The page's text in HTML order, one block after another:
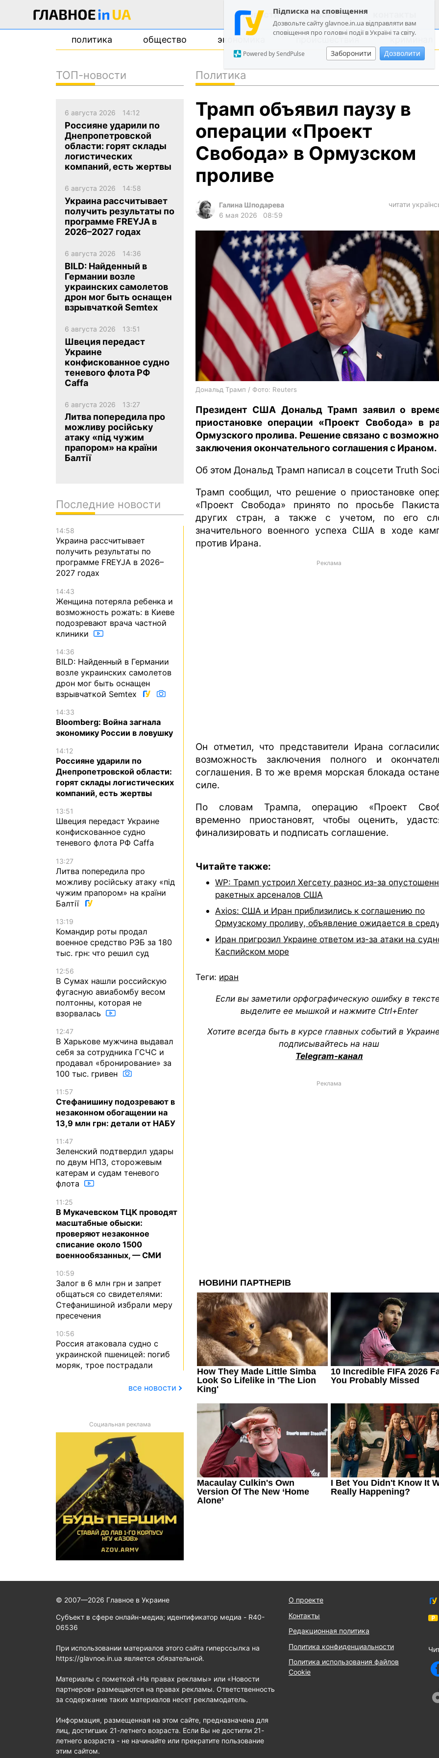
Підписка на сповіщення
Дозвольте сайту glavnoe.in.ua відправляти вам
сповіщення про головні події в Україні та світу.
Заборонити Дозволити
Powered by SendPulse
новости о проекте
политика общество экономика происшествия криминал
политика
общество
экономика
происшествия
криминал
архив
gambling
en
Политика
Трамп объявил паузу в
операции «Проект
Свобода» в Ормузском
проливе
Галина Шподарева
6 мая 2026
08:59
читати
Дональд Трамп / Фото: Reuters
Президент США Дональд Трамп заявил о
приостановке операции «Проект Свобода» в
Ормузского пролива. Решение связано с
заключения окончательного соглашения с Ираном.
Об этом Дональд Трамп написал в соцсети Truth
Трамп сообщил, что решение о приостановке
«Проект Свобода» принято по просьбе
других стран, а также с учетом, по его
значительного военного успеха США в ходе
против Ирана.
Реклама
Он отметил, что представители Ирана
возможность заключения полного и
соглашения. В то же время морская блокада
силе.
По словам Трампа, операцию «Проект
временно приостановят, чтобы оценить,
финализировать и подписать соглашение.
Читайте также:
WP: Трамп устроил Хегсету разнос из-за
ракетных арсеналов США
Axios: США и Иран приблизились к соглашению по
Ормузскому проливу, объявление ожидается в
Иран пригрозил Украине ответом из-за атаки на
Каспийском море
Теги: иран
Если вы заметили орфографическую ошибку в
выделите ее мышкой и нажмите Ctrl+Enter
Хотите всегда быть в курсе главных событий в
подписывайтесь на наш
Telegram-канал
Реклама
ТОП-новости
6 августа 2026 14:12
Россияне ударили по
Днепропетровской
области: горят склады
логистических
компаний, есть жертвы
6 августа 2026 14:58
Украина рассчитывает
получить результаты по
программе FREYJA в
2026–2027 годах
6 августа 2026 14:36
BILD: Найденный в
Германии возле
украинских самолетов
дрон мог быть оснащен
взрывчаткой Semtex
6 августа 2026 13:51
Швеция передаст
Украине
конфискованное судно
теневого флота РФ
Caffa
6 августа 2026 13:27
Литва попередила про
можливу російську
атаку «під чужим
прапором» на країни
Балтії
Последние новости
14:58
Украина рассчитывает
получить результаты по
программе FREYJA в 2026–
2027 годах
14:43
Женщина потеряла ребенка и
возможность рожать: в Киеве
подозревают врача частной
клиники
14:36
BILD: Найденный в Германии
возле украинских самолетов
дрон мог быть оснащен
взрывчаткой Semtex
14:33
Bloomberg: Война загнала
экономику России в ловушку
14:12
Россияне ударили по
Днепропетровской области:
горят склады логистических
компаний, есть жертвы
13:51
Швеция передаст Украине
конфискованное судно
теневого флота РФ Caffa
13:27
Литва попередила про
можливу російську атаку «під
чужим прапором» на країни
Балтії
13:19
Командир роты продал
военное средство РЭБ за 180
тыс. грн: что решил суд
12:56
В Сумах нашли российскую
фугасную авиабомбу весом
полтонны, которая не
взорвалась
12:47
В Харькове мужчина выдавал
себя за сотрудника ГСЧС и
продавал «бронирование» за
100 тыс. гривен
11:57
Стефанишину подозревают в
незаконном обогащении на
13,9 млн грн: детали от НАБУ
11:47
Зеленский подтвердил удары
по двум НПЗ, сторожевым
катерам и судам теневого
флота
11:25
В Мукачевском ТЦК проводят
масштабные обыски:
проверяют незаконное
списание около 1500
военнообязанных, — СМИ
10:59
Залог в 6 млн грн и запрет
общаться со свидетелями:
Стефанишиной избрали меру
пресечения
10:56
Россия атаковала судно с
украинской пшеницей: погиб
моряк, трое пострадали
все новости
Социальная реклама
© 2007—2026 Главное в Украине
Субъект в сфере онлайн-медиа; идентификатор медиа - R40-
06536
При использовании материалов этого сайта гиперссылка на
https://glavnoe.in.ua является обязательной.
Материалы с пометкой «На правах рекламы» или «Новости
партнеров» размещаются на правах рекламы. Ответственность
за содержание таких материалов несет рекламодатель.
Информация, размещенная на этом сайте, предназначена для
лиц, достигших 21-летнего возраста. Если Вы не достигли 21-
летнего возраста - не начинайте или прекратите пользование
этим сайтом.
О проекте
Контакты
Редакционная политика
Политика конфиденциальности
Политика использования файлов
Cookie